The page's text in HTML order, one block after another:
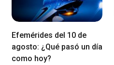
Efemérides del 10 de
agosto: ¿Qué pasó un día
como hoy?